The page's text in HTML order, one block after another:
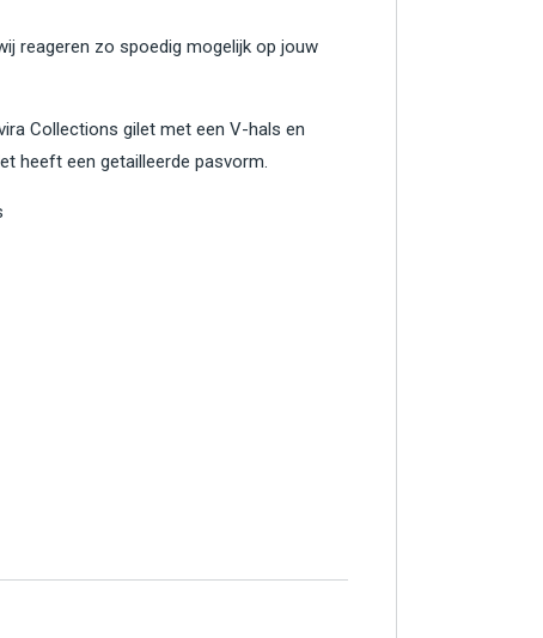
reageren zo spoedig mogelijk op jouw
Collections gilet met een V-hals en
heeft een getailleerde pasvorm.